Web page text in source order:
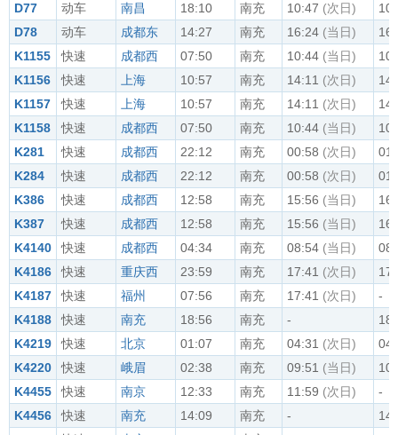
D77
动车 南昌 18:10 南充 10:47 (次日)
D78
动车 成都东 14:27 南充 16:24 (当日)
K1155
快速 成都西 07:50 南充 10:44 (当日)
K1156
快速 上海 10:57 南充 14:11 (次日)
K1157
快速 上海 10:57 南充 14:11 (次日)
K1158
快速 成都西 07:50 南充 10:44 (当日)
K281
快速 成都西 22:12 南充 00:58 (次日)
K284
快速 成都西 22:12 南充 00:58 (次日)
K386
快速 成都西 12:58 南充 15:56 (当日)
K387
快速 成都西 12:58 南充 15:56 (当日)
K4140
快速 成都西 04:34 南充 08:54 (当日)
K4186
快速 重庆西 23:59 南充 17:41 (次日)
K4187
快速 福州 07:56 南充 17:41 (次日)
-
K4188
快速 南充 18:56 南充 -
K4219
快速 北京 01:07 南充 04:31 (次日)
K4220
快速 峨眉 02:38 南充 09:51 (当日)
K4455
快速 南京 12:33 南充 11:59 (次日)
-
K4456
快速 南充 14:09 南充 -